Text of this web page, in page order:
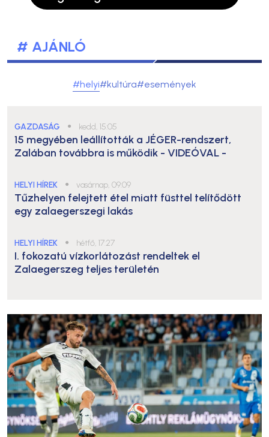
# AJÁNLÓ
#helyi#kultúra#események
GAZDASÁG ● kedd, 15:05
15 megyében leállították a JÉGER-rendszert,
Zalában továbbra is működik - VIDEÓVAL -
HELYI HÍREK ● vasárnap, 09:09
Tűzhelyen felejtett étel miatt füsttel telítődött
egy zalaegerszegi lakás
HELYI HÍREK ● hétfő, 17:27
I. fokozatú vízkorlátozást rendeltek el
Zalaegerszeg teljes területén